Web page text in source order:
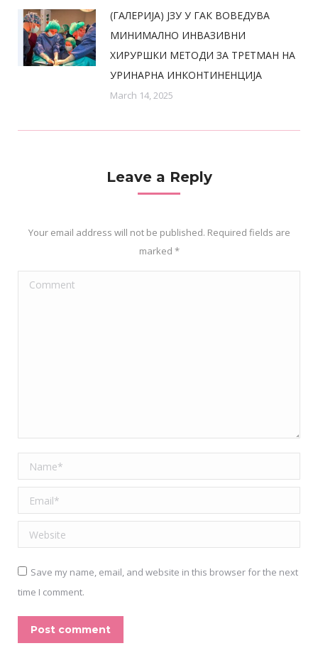
(ГАЛЕРИЈА) ЈЗУ У ГАК ВОВЕДУВА
МИНИМАЛНО ИНВАЗИВНИ
ХИРУРШКИ МЕТОДИ ЗА ТРЕТМАН НА
УРИНАРНА ИНКОНТИНЕНЦИЈА
March 14, 2025
Leave a Reply
Your email address will not be published. Required fields are
marked *
Comment
Name *
Email *
Website
Save my name, email, and website in this browser for the next
time I comment.
Post comment